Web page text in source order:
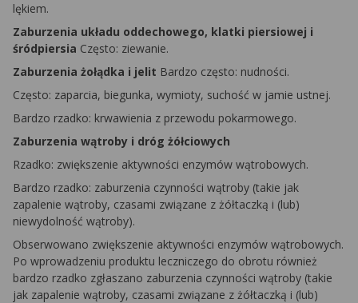
lękiem.
Zaburzenia układu oddechowego, klatki piersiowej i
śródpiersia Często: ziewanie.
Zaburzenia żołądka i jelit Bardzo często: nudności.
Często: zaparcia, biegunka, wymioty, suchość w jamie ustnej.
Bardzo rzadko: krwawienia z przewodu pokarmowego.
Zaburzenia wątroby i dróg żółciowych
Rzadko: zwiększenie aktywności enzymów wątrobowych.
Bardzo rzadko: zaburzenia czynności wątroby (takie jak
zapalenie wątroby, czasami związane z żółtaczką i (lub)
niewydolność wątroby).
Obserwowano zwiększenie aktywności enzymów wątrobowych.
Po wprowadzeniu produktu leczniczego do obrotu również
bardzo rzadko zgłaszano zaburzenia czynności wątroby (takie
jak zapalenie wątroby, czasami związane z żółtaczką i (lub)